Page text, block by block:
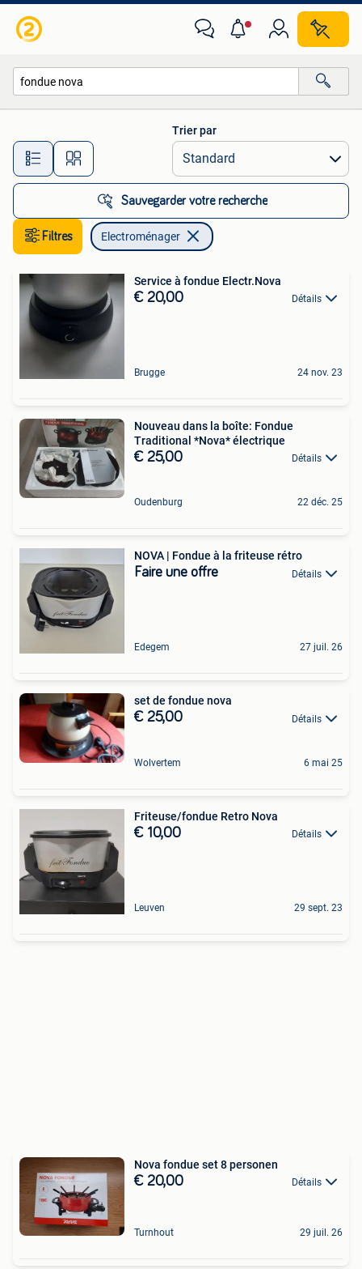
Toutes les distances…
Trier par
Sauvegarder votre recherche
Filtres Electroménager
Service à fondue Electr.Nova
€ 20,00 Détails
Brugge 24 nov. 23
Nouveau dans la boîte: Fondue
Traditional *Nova* électrique
€ 25,00 Détails
Oudenburg 22 déc. 25
NOVA | Fondue à la friteuse rétro
Faire une offre Détails
Edegem 27 juil. 26
set de fondue nova
€ 25,00 Détails
Wolvertem 6 mai 25
Friteuse/fondue Retro Nova
€ 10,00 Détails
Leuven 29 sept. 23
Nova fondue set 8 personen
€ 20,00 Détails
Turnhout 29 juil. 26